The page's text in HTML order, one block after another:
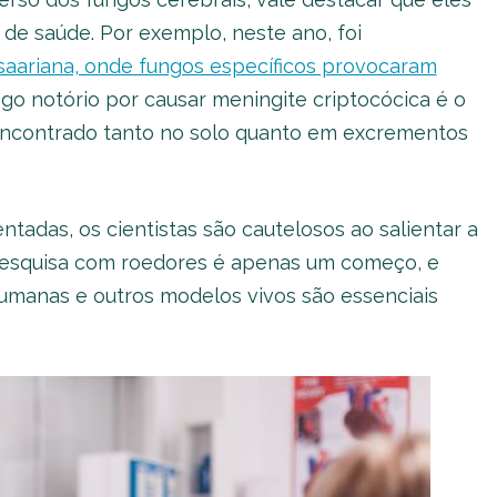
saúde. Por exemplo, neste ano, foi
onde fungos específicos provocaram
notório por causar meningite criptocócica é o
tanto no solo quanto em excrementos
os cientistas são cautelosos ao salientar a
com roedores é apenas um começo, e
e outros modelos vivos são essenciais